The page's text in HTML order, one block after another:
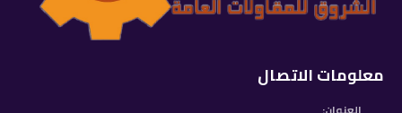
معلومات الاتصال